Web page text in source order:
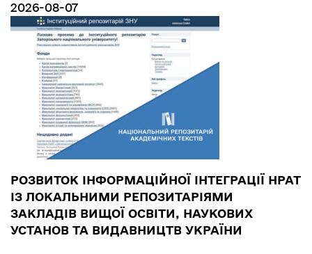
2026-08-07
РОЗВИТОК ІНФОРМАЦІЙНОЇ ІНТЕГРАЦІЇ НРАТ
ІЗ ЛОКАЛЬНИМИ РЕПОЗИТАРІЯМИ
ЗАКЛАДІВ ВИЩОЇ ОСВІТИ, НАУКОВИХ
УСТАНОВ ТА ВИДАВНИЦТВ УКРАЇНИ